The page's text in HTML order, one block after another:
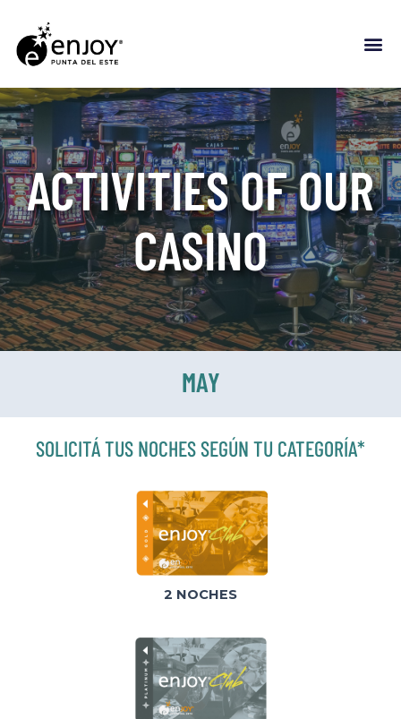
ACTIVITIES OF OUR
CASINO
MAY
SOLICITÁ TUS NOCHES SEGÚN TU CATEGORÍA*
2 NOCHES